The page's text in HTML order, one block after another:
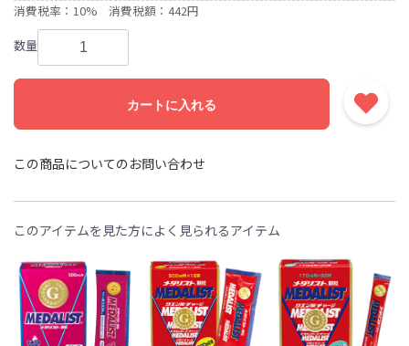
消費税率：10% 消費税額：442円
数量
カートに入れる
この商品についてのお問い合わせ
このアイテムを見た方によく見られるアイテム